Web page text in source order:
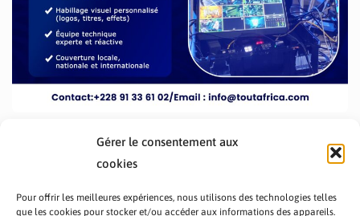
Gérer le consentement aux
cookies
Pour offrir les meilleures expériences, nous utilisons des technologies telles
que les cookies pour stocker et/ou accéder aux informations des appareils.